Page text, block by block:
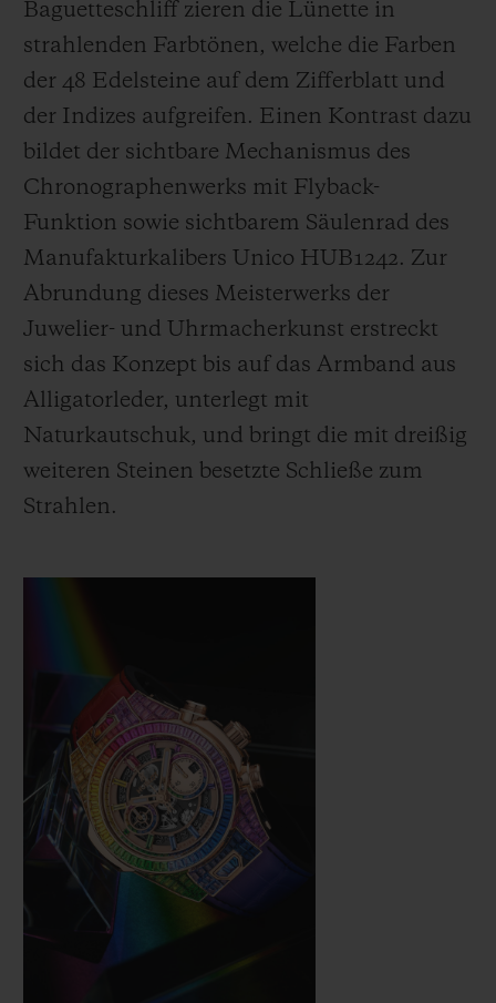
Baguetteschliff zieren die Lünette in
strahlenden Farbtönen, welche die Farben
der 48 Edelsteine ​​auf dem Zifferblatt und
der Indizes aufgreifen. Einen Kontrast dazu
bildet der sichtbare Mechanismus des
Chronographenwerks mit Flyback-
Funktion sowie sichtbarem Säulenrad des
Manufakturkalibers Unico HUB1242. Zur
Abrundung dieses Meisterwerks der
Juwelier- und Uhrmacherkunst erstreckt
sich das Konzept bis auf das Armband aus
Alligatorleder, unterlegt mit
Naturkautschuk, und bringt die mit dreißig
weiteren Steinen besetzte Schließe zum
Strahlen.